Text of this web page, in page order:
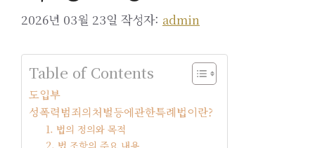
2026년 03월 23일 작성자: admin
Table of Contents
도입부
성폭력범죄의처벌등에관한특례법이란?
1. 법의 정의와 목적